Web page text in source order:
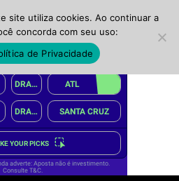
site utiliza cookies. Ao continuar a
concorda com seu uso:
de Privacidade